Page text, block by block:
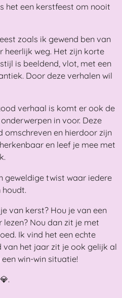
het een kerstfeest om nooit
zoals ik gewend ben van
heerlijk weg. Het zijn korte
is beeldend, vlot, met een
Door deze verhalen wil
verhaal is komt er ook de
in voor. Deze
omschreven en hierdoor zijn
en leef je mee met
geweldige twist waar iedere
houdt.
van kerst? Hou je van een
Nou dan zit je met
Ik vind het een echte
van het jaar zit je ook gelijk al
win-win situatie!